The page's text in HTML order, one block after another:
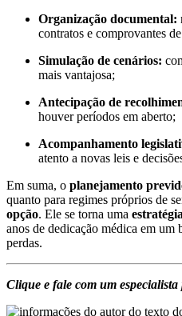
Organização documental:
contratos e comprovantes
Simulação de cenários:
mais vantajosa;
Antecipação de
houver períodos em aberto;
Acompanhamento
atento a novas leis e
Em suma, o planejamento
quanto para regimes próprios de
opção. Ele se torna uma
anos de dedicação médica em um
perdas.
Clique e fale com um especialista